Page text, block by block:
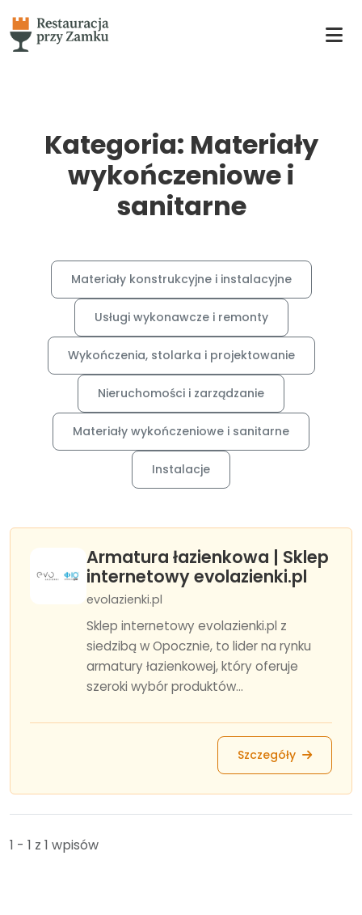
Kategoria: Materiały
wykończeniowe i
sanitarne
Materiały konstrukcyjne i instalacyjne
Usługi wykonawcze i remonty
Wykończenia, stolarka i projektowanie
Nieruchomości i zarządzanie
Materiały wykończeniowe i sanitarne
Instalacje
Armatura łazienkowa | Sklep
internetowy evolazienki.pl
evolazienki.pl
Sklep internetowy evolazienki.pl z
siedzibą w Opocznie, to lider na rynku
armatury łazienkowej, który oferuje
szeroki wybór produktów...
Szczegóły
1 - 1 z 1 wpisów